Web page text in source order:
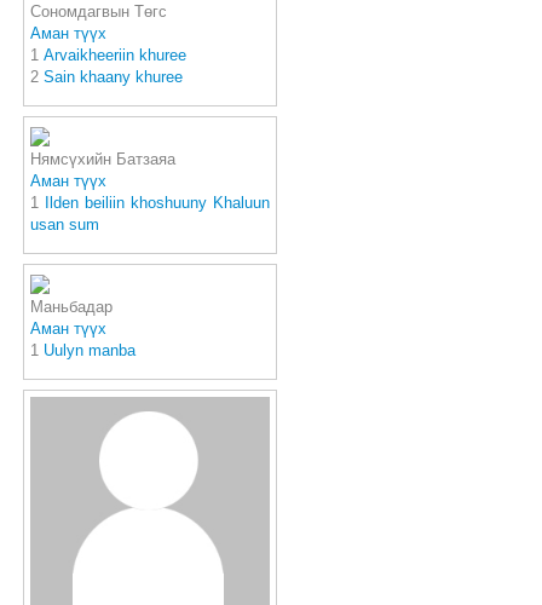
Сономдагвын Төгс
Аман түүх
1 Аrvaikheeriin khuree
2 Sain khaany khuree
Нямсүхийн Батзаяа
Аман түүх
1 Ilden beiliin khoshuuny Khaluun
usan sum
Маньбадар
Аман түүх
1 Uulyn manba